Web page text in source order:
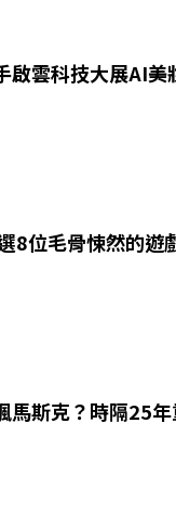
啟雲科技大展AI美
8位毛骨悚然的遊
馬斯克？時隔25